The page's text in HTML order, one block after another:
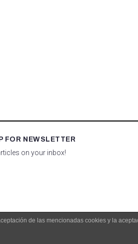
FOR NEWSLETTER
on your inbox!
de las mencionadas cookies y la